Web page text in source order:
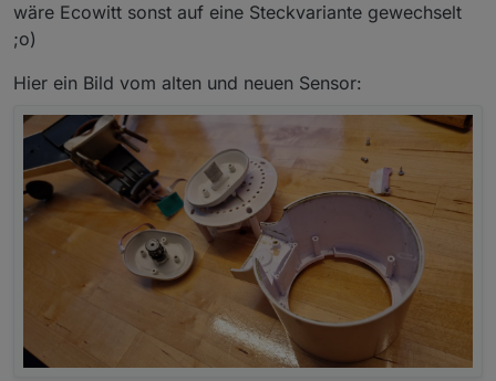
wäre Ecowitt sonst auf eine Steckvariante gewechselt
;o)
Hier ein Bild vom alten und neuen Sensor: